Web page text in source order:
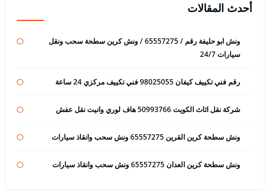
أحدث المقالات
ونش ابو حليفة رقم / 65557275 / ونش كرين سطحة سحب ونقل
سيارات 24/7
رقم فني تكييف كيفان 98025055 فني تكييف مركزي 24 ساعة
شركة نقل اثاث الكويت 50993766 هاف لوري وانيت نقل عفش
ونش سطحة كرين القرين 65557275 ونش سحب وانقاذ سيارات
ونش سطحة كرين العدان 65557275 ونش سحب وانقاذ سيارات